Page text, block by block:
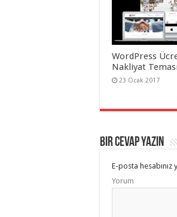
WordPress
Nakliyat Teması
23 Ocak 2017
Bir cevap yazın
E-posta hesabınız
Yorum